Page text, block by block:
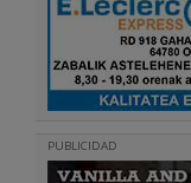
PUBLICIDAD